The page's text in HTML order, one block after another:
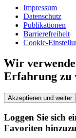
Impressum
Datenschutz
Publikationen
Barrierefreiheit
Cookie-
Wir
Erfahrung zu
Akzeptieren und weiter
Loggen Sie sich
Favoriten